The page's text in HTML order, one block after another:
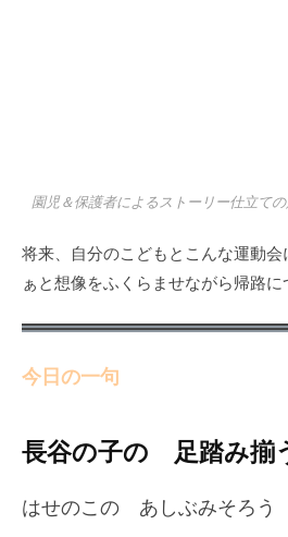
園児＆保護者によるストーリー仕立て
将来、自分のこどもとこんな運動
ぁと想像をふくらませながら帰路に
今日の一句
長谷の子の 足踏み
はせのこの あしぶみそろ